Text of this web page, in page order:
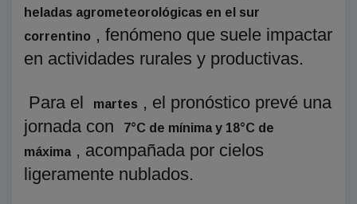
heladas agrometeorológicas en el sur
correntino , fenómeno que suele impactar
en actividades rurales y productivas.
Para el martes , el pronóstico prevé una
jornada con
7°C de mínima y 18°C de
máxima , acompañada por cielos
ligeramente nublados.